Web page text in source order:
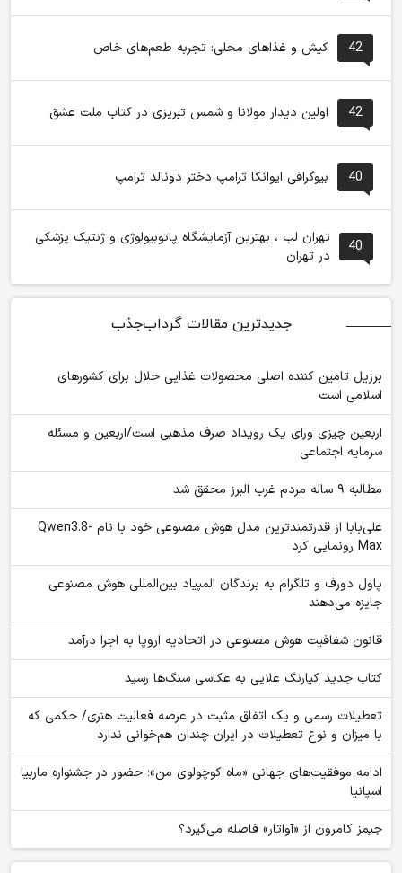
42 کیش و غذاهای محلی: تجربه طعم‌های خاص
42 اولین دیدار مولانا و شمس تبریزی در کتاب ملت عشق
40 بیوگرافی ایوانکا ترامپ دختر دونالد ترامپ
40
تهران لب ، بهترین آزمایشگاه پاتوبیولوژی و ژنتیک پزشکی
در تهران
جدیدترین مقالات گرداب‌جذب
برزیل تامین کننده اصلی محصولات غذایی حلال برای کشورهای
اسلامی است
اربعین چیزی ورای یک رویداد صرف مذهبی است/اربعین و مسئله
سرمایه اجتماعی
مطالبه ۹ ساله مردم غرب البرز محقق شد
علی‌بابا از قدرتمندترین مدل هوش مصنوعی خود با نام Qwen3.8-
Max رونمایی کرد
پاول دورف و تلگرام به برندگان المپیاد بین‌المللی هوش مصنوعی
جایزه می‌دهند
قانون شفافیت هوش مصنوعی در اتحادیه اروپا به اجرا درآمد
کتاب جدید کیارنگ علایی به عکاسی سنگ‌ها رسید
تعطیلات رسمی و یک اتفاق مثبت در عرصه فعالیت هنری/ حکمی که
با میزان و نوع تعطیلات در ایران چندان هم‌خوانی ندارد
ادامه موفقیت‌های جهانی «ماه کوچولوی من»؛ حضور در جشنواره ماربیا
اسپانیا
جیمز کامرون از «آواتار» فاصله می‌گیرد؟